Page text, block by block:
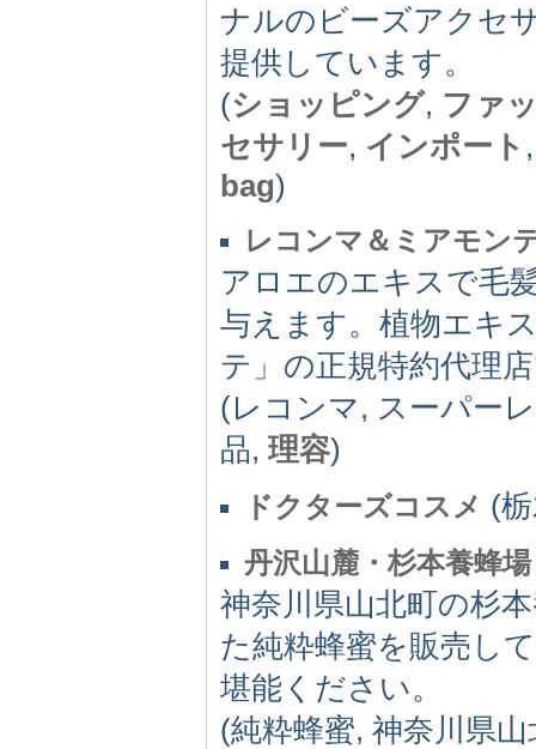
ナルのビーズアクセ
提供しています。
(ショッピング, ファ
セサリー, インポート
bag)
レコンマ＆ミアモン
アロエのエキスで毛
与えます。植物エキ
テ」の正規特約代理
(レコンマ, スーパー
品, 理容)
ドクターズコスメ (
丹沢山麓・杉本養蜂場
神奈川県山北町の杉
た純粋蜂蜜を販売し
堪能ください。
(純粋蜂蜜, 神奈川県